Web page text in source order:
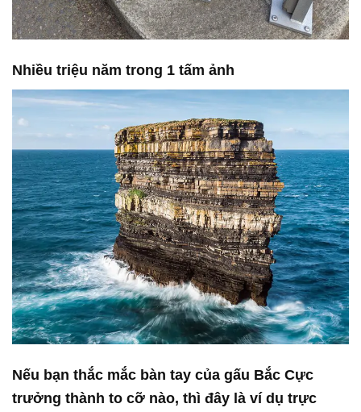
Nhiều triệu năm trong 1 tấm ảnh
Nếu bạn thắc mắc bàn tay của gấu Bắc Cực
trưởng thành to cỡ nào, thì đây là ví dụ trực